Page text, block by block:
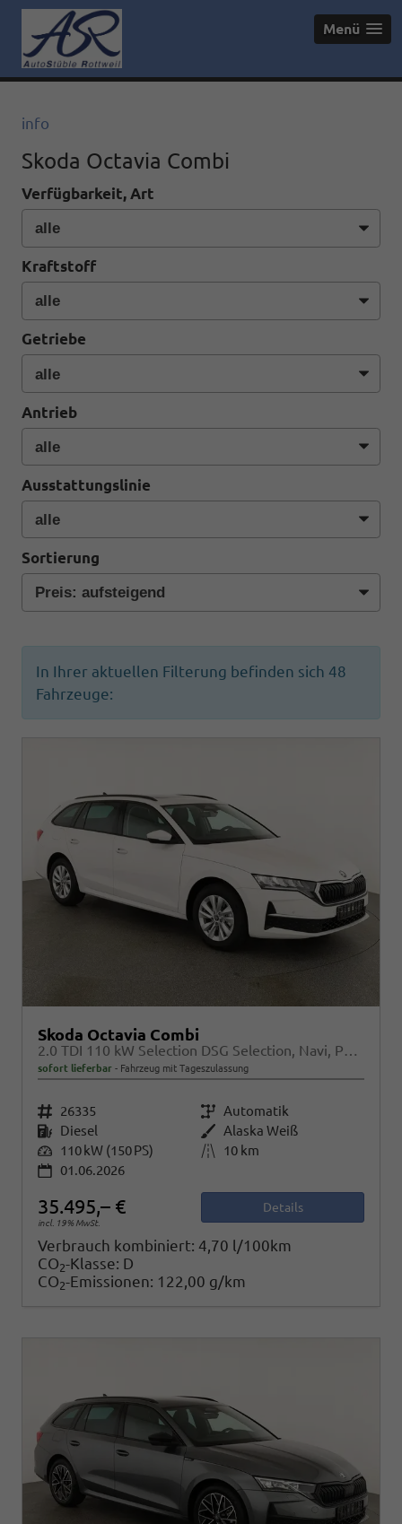
Menü
info
Skoda Octavia Combi
Verfügbarkeit, Art
Kraftstoff
Getriebe
Antrieb
Ausstattungslinie
Sortierung
In Ihrer aktuellen Filterung befinden sich 48
Fahrzeuge:
Skoda Octavia Combi
2.0 TDI 110 kW Selection DSG Selection, Navi, Pano, AHK, Teilleder, 5-J Garantie
sofort lieferbar Fahrzeug mit Tageszulassung
Fahrzeugnr. 26335 Getriebe Automatik
Kraftstoff Diesel Außenfarbe Alaska Weiß
Leistung 110 kW (150 PS) Kilometerstand
10 km
01.06.2026
35.495,– €
incl. 19% MwSt.
Details
Verbrauch kombiniert: 4,70 l/100km
CO2-Klasse: D
CO2-Emissionen: 122,00 g/km